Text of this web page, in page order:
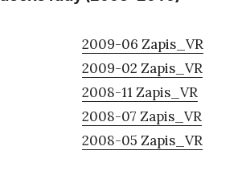
2009-06 Zapis_VR
2009-02 Zapis_VR
2008-11 Zapis_VR
2008-07 Zapis_VR
2008-05 Zapis_VR